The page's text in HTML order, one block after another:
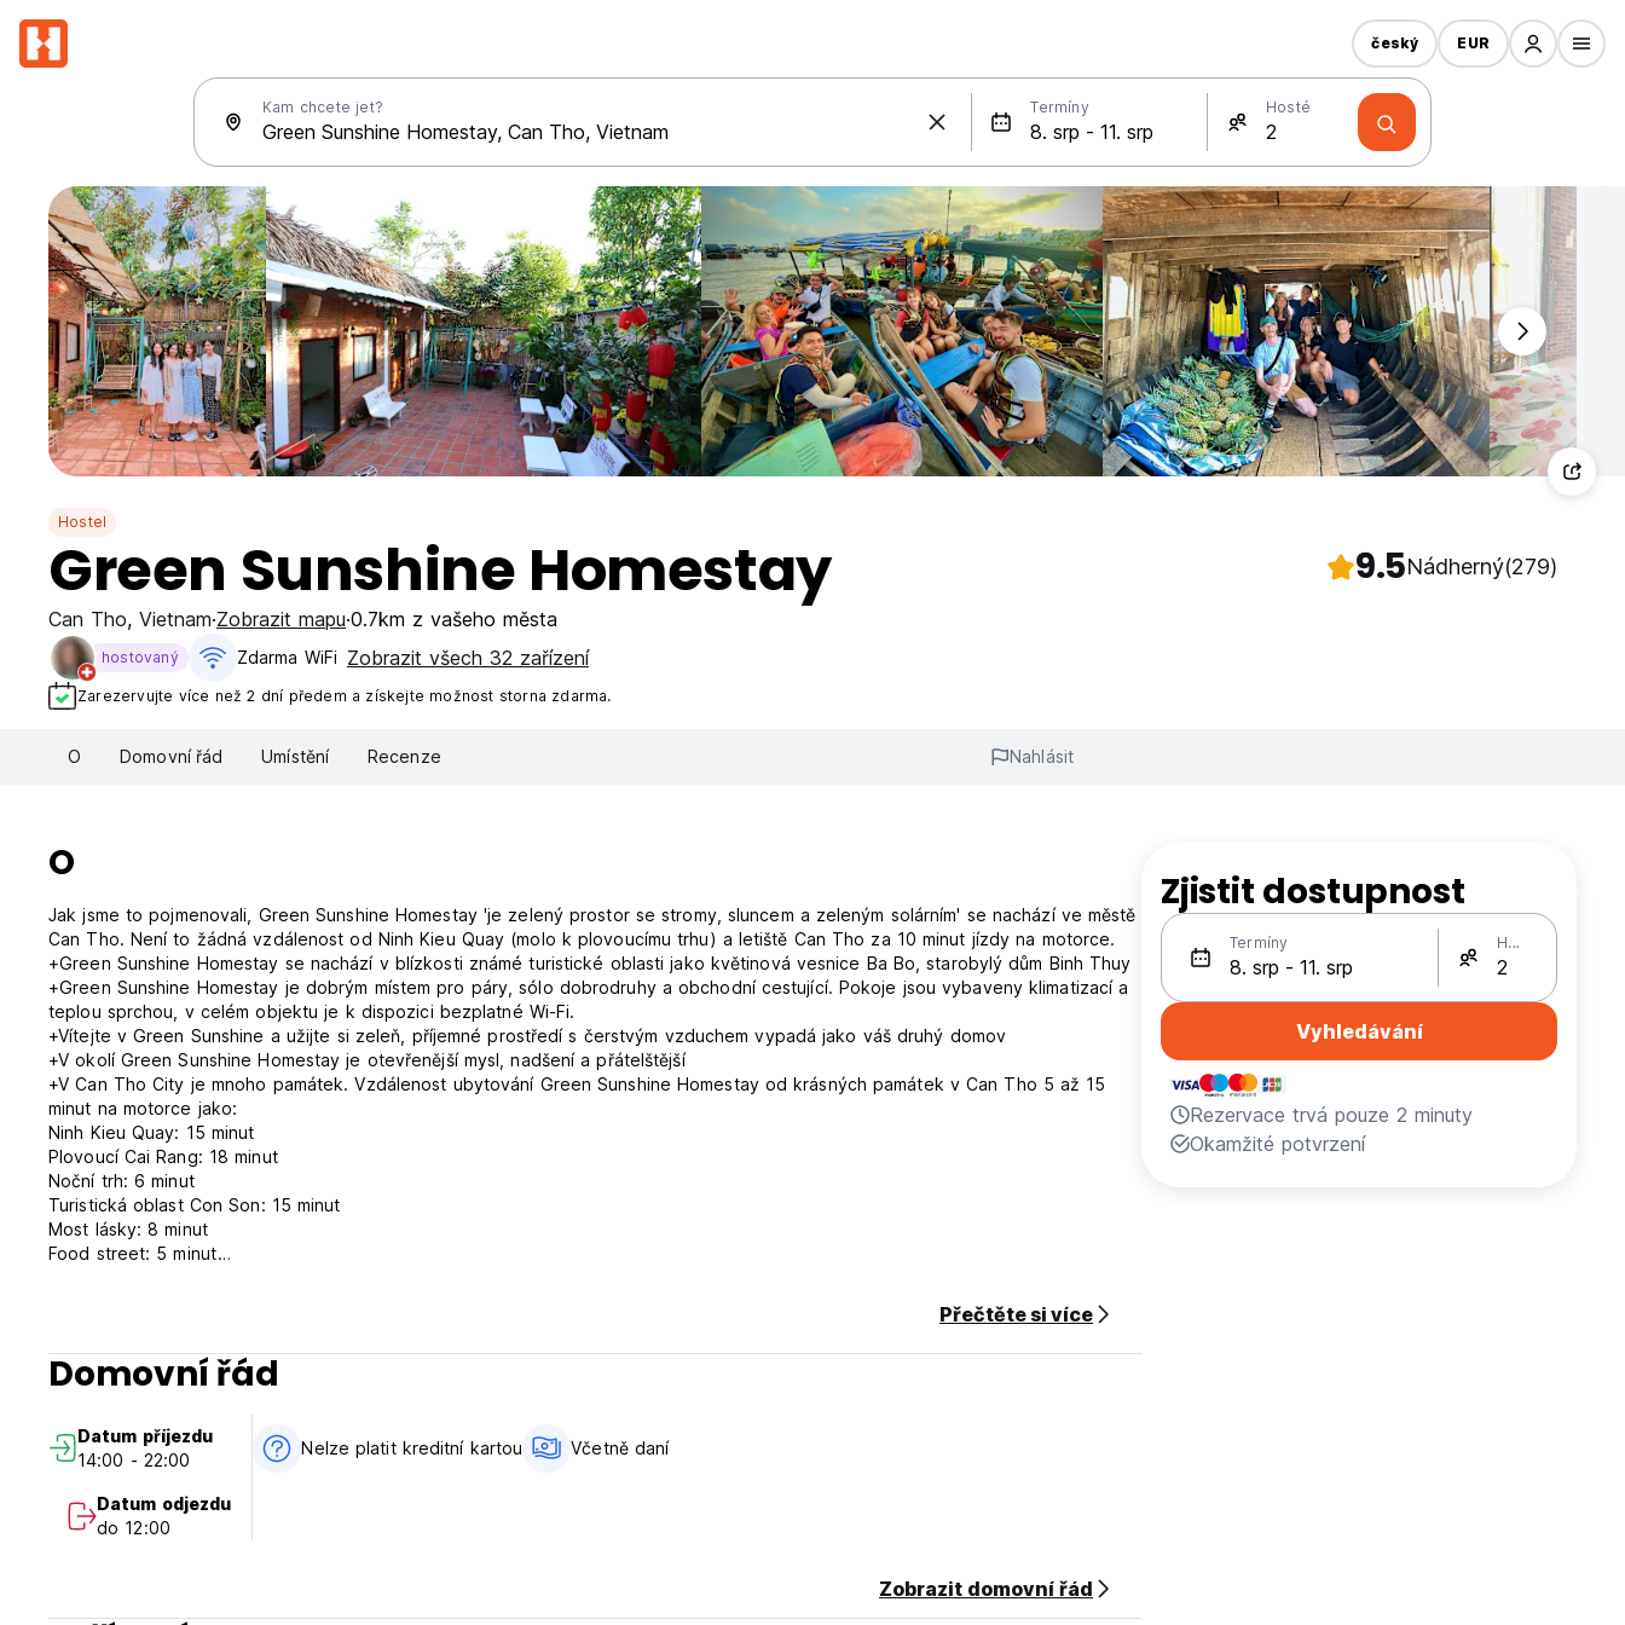
Kam chcete jet? Termíny Hosté
český EUR
Hostel
Green Sunshine Homestay 9.5Nádherný(279)
Can Tho, Vietnam Zobrazit mapu 0.7km z vašeho města
hostovaný Zdarma WiFi Zobrazit všech 32 zařízení
Zarezervujte více než 2 dní předem a získejte možnost storna zdarma.
O Domovní řád Umístění Recenze Nahlásit
O
Jak jsme to pojmenovali, Green Sunshine Homestay 'je zelený prostor se stromy, sluncem a zeleným solárním' se nachází ve městě
Can Tho. Není to žádná vzdálenost od Ninh Kieu Quay (molo k plovoucímu trhu) a letiště Can Tho za 10 minut jízdy na motorce.
+Green Sunshine Homestay se nachází v blízkosti známé turistické oblasti jako květinová vesnice Ba Bo, starobylý dům Binh Thuy
+Green Sunshine Homestay je dobrým místem pro páry, sólo dobrodruhy a obchodní cestující. Pokoje jsou vybaveny klimatizací a
teplou sprchou, v celém objektu je k dispozici bezplatné Wi-Fi.
+Vítejte v Green Sunshine a užijte si zeleň, příjemné prostředí s čerstvým vzduchem vypadá jako váš druhý domov
+V okolí Green Sunshine Homestay je otevřenější mysl, nadšení a přátelštější
+V Can Tho City je mnoho památek. Vzdálenost ubytování Green Sunshine Homestay od krásných památek v Can Tho 5 až 15
minut na motorce jako:
Ninh Kieu Quay: 15 minut
Plovoucí Cai Rang: 18 minut
Noční trh: 6 minut
Turistická oblast Con Son: 15 minut
Most lásky: 8 minut
Food street: 5 minut
1. Kolo zdarma
2. Půjčení motorky
6. Výměna peněz
7. Prádelna
MY WHATAPPS +84919513359
* Jak se dostat do našeho domova
Tho požádejte provozovatele autobusu, aby vás odvezl do „oblasti Binh Nhut“ (na ulici Vo Van Kiet) [nebo můžete zobrazit naši
polohu na mapě Google]. Pak vás nechají nastoupit do jiného autobusu a jet do oblasti Binh Nhut (ulice F2, oddělení Long Hoa,
Přečtěte si více
Domovní řád
Datum příjezdu
14:00 - 22:00
Datum odjezdu
do 12:00
Nelze platit kreditní kartou Včetně daní
Zobrazit domovní řád
Zjistit dostupnost
Termíny Hosté
Vyhledávání
Rezervace trvá pouze 2 minuty
Okamžité potvrzení